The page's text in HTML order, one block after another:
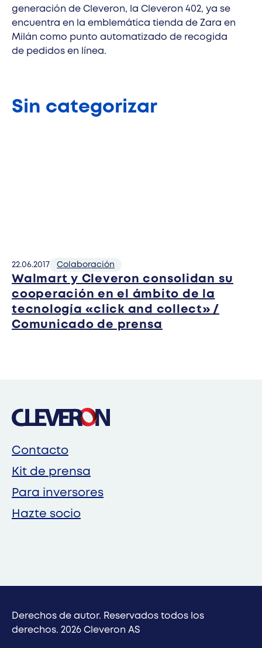
generación de Cleveron, la Cleveron 402, ya se
encuentra en la emblemática tienda de Zara en
Milán como punto automatizado de recogida
de pedidos en línea.
Sin categorizar
Walmart y Cleveron consolidan su
cooperación en el ámbito de la
tecnología «click and collect» /
Comunicado de prensa
22.06.2017 Colaboración
Contacto
Kit de prensa
Para inversores
Hazte socio
Derechos de autor. Reservados todos los
derechos. 2026 Cleveron AS